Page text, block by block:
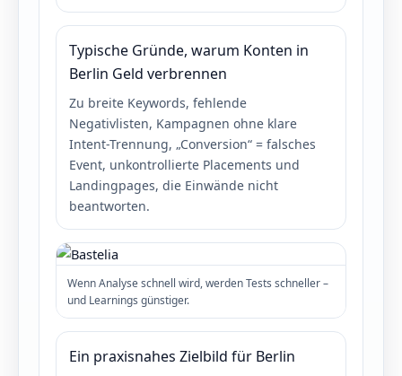
Typische Gründe, warum Konten in
Berlin Geld verbrennen
Zu breite Keywords, fehlende
Negativlisten, Kampagnen ohne klare
Intent-Trennung, „Conversion“ = falsches
Event, unkontrollierte Placements und
Landingpages, die Einwände nicht
beantworten.
Wenn Analyse schnell wird, werden Tests schneller –
und Learnings günstiger.
Ein praxisnahes Zielbild für Berlin